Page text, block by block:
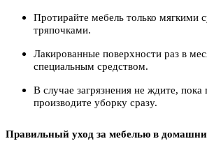
Протирайте мебель только мягкими
тряпочками.
Лакированные поверхности раз в
специальным средством.
В случае загрязнения не ждите, пока
производите уборку сразу.
Правильный уход за мебелью в